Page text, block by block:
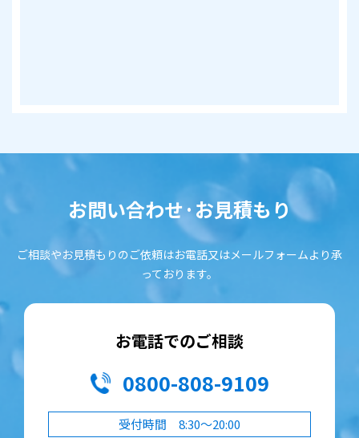
お問い合わせ·お見積もり
ご相談やお見積もりのご依頼はお電話又はメールフォームより承
っております。
お電話でのご相談
0800-808-9109
受付時間 8:30～20:00